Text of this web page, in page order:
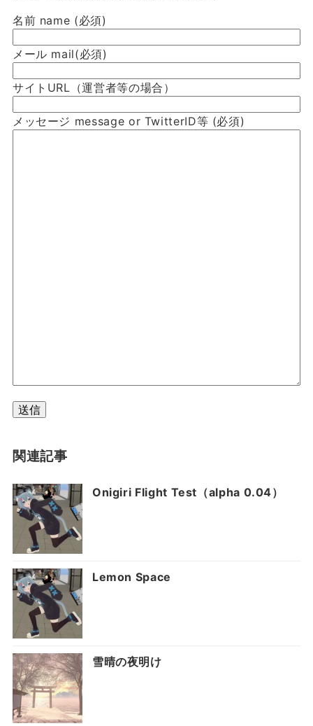
名前 name (必須)
メール mail(必須)
サイトURL（運営者等の場合）
メッセージ message or TwitterID等 (必須)
送信
関連記事
Onigiri Flight Test（alpha 0․04）
Lemon Space
雪晴の夜明け